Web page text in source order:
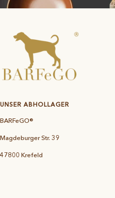
UNSER ABHOLLAGER
BARFeGO®
Magdeburger Str. 39
47800 Krefeld